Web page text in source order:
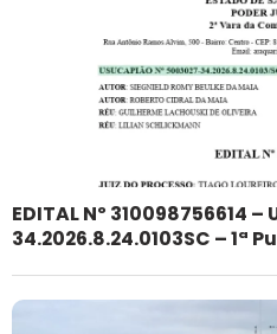
EDITAL Nº 310098756614 –
34.2026.8.24.0103SC – 1ª